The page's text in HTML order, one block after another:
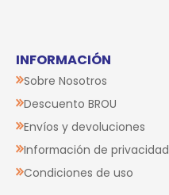
INFORMACIÓN
Sobre Nosotros
Descuento BROU
Envíos y devoluciones
Información de privacidad
Condiciones de uso